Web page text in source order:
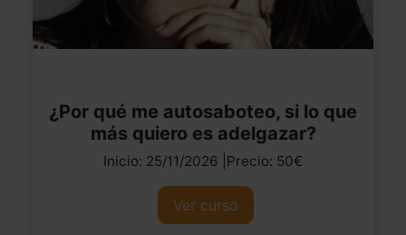
¿Por qué me autosaboteo, si lo que
más quiero es adelgazar?
Inicio: 25/11/2026 |Precio: 50€
Ver curso